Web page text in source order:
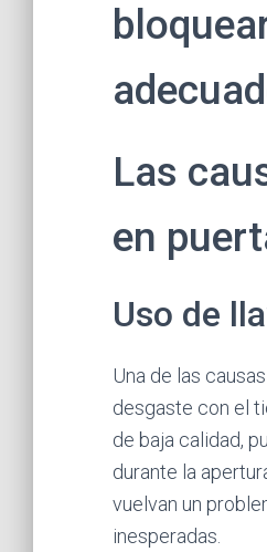
Las
en
Uso de
Una de las
desgaste con el
de baja calidad,
durante la
vuelvan un
inesperadas.